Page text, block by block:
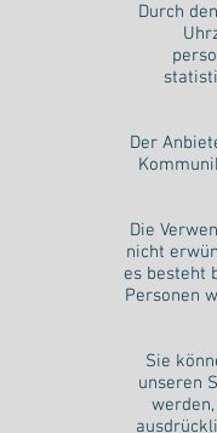
Durch
Der
Die
nicht
es besteht
Personen
Sie
unseren